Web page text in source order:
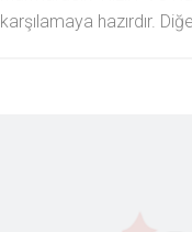
karşılamaya hazırdır.